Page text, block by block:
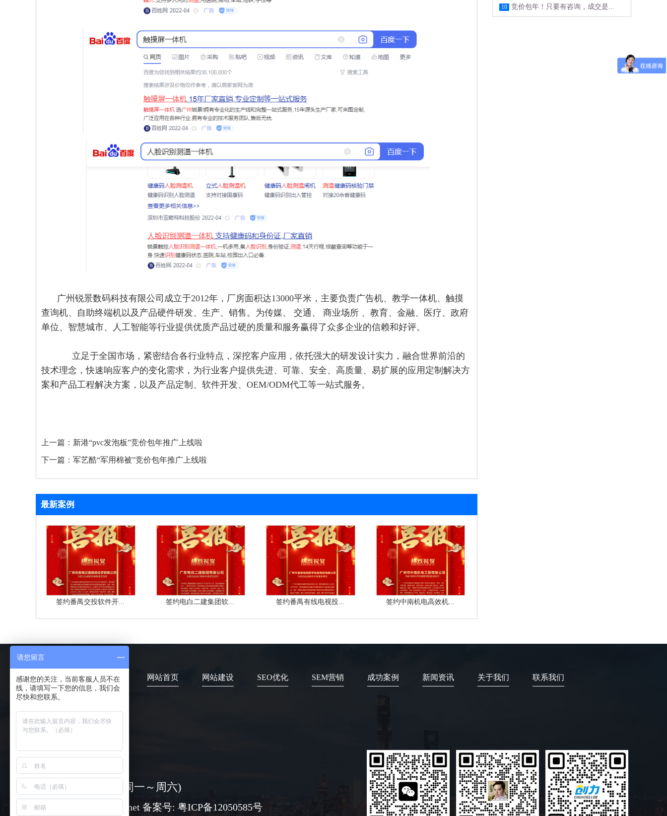
广州锐景数码科技有限公司成立于2012年，厂房面积达13000平米，主要负责广告机、教学一体机、触摸
查询机、自助终端机以及产品硬件研发、生产、销售。为传媒、 交通、 商业场所 、教育、金融、医疗、政府
单位、智慧城市、人工智能等行业提供优质产品过硬的质量和服务赢得了众多企业的信赖和好评。
立足于全国市场，紧密结合各行业特点，深挖客户应用，依托强大的研发设计实力，融合世界前沿的
技术理念，快速响应客户的变化需求，为行业客户提供先进、可靠、安全、高质量、易扩展的应用定制解决方
案和产品工程解决方案，以及产品定制、软件开发、OEM/ODM代工等一站式服务。
上一篇： 新港“pvc发泡板”竞价包年推广上线啦
下一篇： 军艺酷“军用棉被”竞价包年推广上线啦
最新案例
签约番禺交投软件开... 签约电白二建集团软... 签约番禺有线电视投... 签约中南机电高效机...
10 竞价包年！只要有咨询，成交是...
网站首页 网站建设 SEO优化 SEM营销 成功案例 新闻资讯 关于我们 联系我们
08:30-18:00 ( 周一～周六)
www@chuangli.net 备案号: 粤ICP备12050585号
请您留言
感谢您的关注，当前客服人员不在
线，请填写一下您的信息，我们会
尽快和您联系。